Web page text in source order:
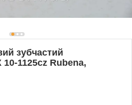
зубчастий
1125cz Rubena,